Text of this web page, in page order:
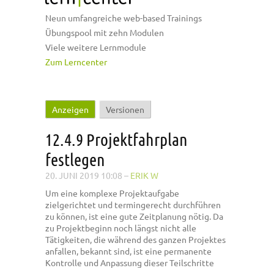
Neun umfangreiche web-based Trainings
Übungspool mit zehn Modulen
Viele weitere Lernmodule
Zum Lerncenter
Haupt-Reiter
Anzeigen (aktiver Reiter)
Versionen
12.4.9 Projektfahrplan
festlegen
20. JUNI 2019 10:08 – ERIK W
Um eine komplexe Projektaufgabe
zielgerichtet und termingerecht durchführen
zu können, ist eine gute Zeitplanung nötig. Da
zu Projektbeginn noch längst nicht alle
Tätigkeiten, die während des ganzen Projektes
anfallen, bekannt sind, ist eine permanente
Kontrolle und Anpassung dieser Teilschritte